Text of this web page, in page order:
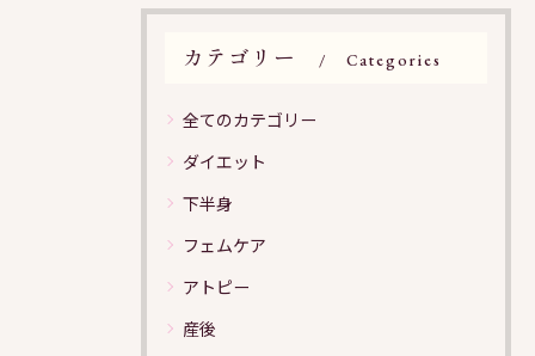
カテゴリー Categories
全てのカテゴリー
ダイエット
下半身
フェムケア
アトピー
産後
ご予約はこちら
ご予約はこちら